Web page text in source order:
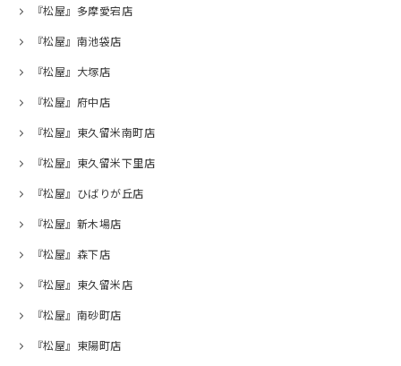
『松屋』多摩愛宕店
『松屋』南池袋店
『松屋』大塚店
『松屋』府中店
『松屋』東久留米南町店
『松屋』東久留米下里店
『松屋』ひばりが丘店
『松屋』新木場店
『松屋』森下店
『松屋』東久留米店
『松屋』南砂町店
『松屋』東陽町店